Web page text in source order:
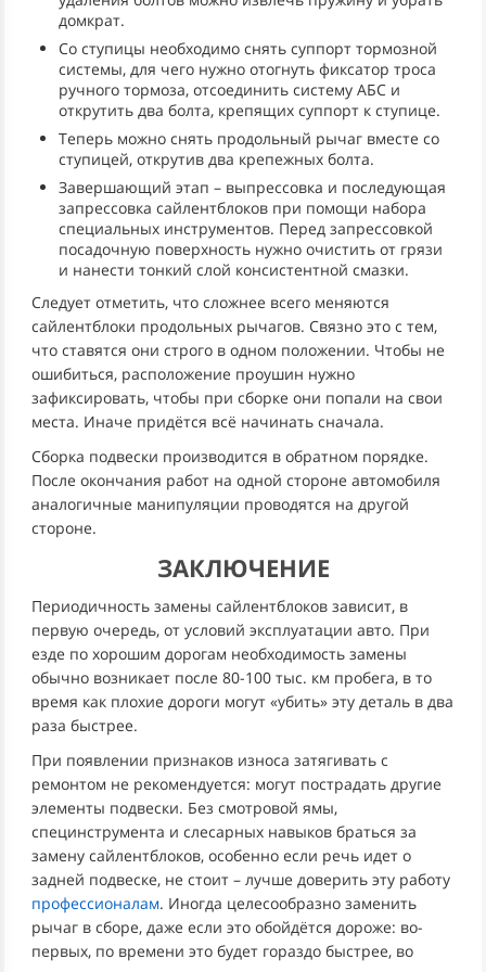
домкрат.
Со ступицы необходимо снять суппорт тормозной
системы, для чего нужно отогнуть фиксатор троса
ручного тормоза, отсоединить систему АБС и
открутить два болта, крепящих суппорт к ступице.
Теперь можно снять продольный рычаг вместе со
ступицей, открутив два крепежных болта.
Завершающий этап – выпрессовка и последующая
запрессовка сайлентблоков при помощи набора
специальных инструментов. Перед запрессовкой
посадочную поверхность нужно очистить от грязи
и нанести тонкий слой консистентной смазки.
Следует отметить, что сложнее всего меняются
сайлентблоки продольных рычагов. Связно это с тем,
что ставятся они строго в одном положении. Чтобы не
ошибиться, расположение проушин нужно
зафиксировать, чтобы при сборке они попали на свои
места. Иначе придётся всё начинать сначала.
Сборка подвески производится в обратном порядке.
После окончания работ на одной стороне автомобиля
аналогичные манипуляции проводятся на другой
стороне.
ЗАКЛЮЧЕНИЕ
Периодичность замены сайлентблоков зависит, в
первую очередь, от условий эксплуатации авто. При
езде по хорошим дорогам необходимость замены
обычно возникает после 80-100 тыс. км пробега, в то
время как плохие дороги могут «убить» эту деталь в два
раза быстрее.
При появлении признаков износа затягивать с
ремонтом не рекомендуется: могут пострадать другие
элементы подвески. Без смотровой ямы,
специнструмента и слесарных навыков браться за
замену сайлентблоков, особенно если речь идет о
задней подвеске, не стоит – лучше доверить эту работу
профессионалам. Иногда целесообразно заменить
рычаг в сборе, даже если это обойдётся дороже: во-
первых, по времени это будет гораздо быстрее, во